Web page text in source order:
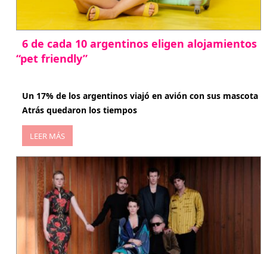
6 de cada 10 argentinos eligen alojamientos
“pet friendly”
Un 17% de los argentinos viajó en avión con sus mascota
Atrás quedaron los tiempos
LEER MÁS